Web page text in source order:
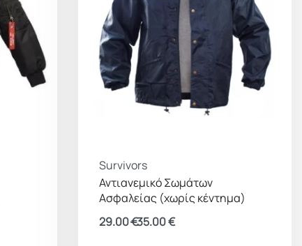
Survivors
Αντιανεμικό Σωμάτων
Ασφαλείας (χωρίς κέντημα)
29.00€35.00€